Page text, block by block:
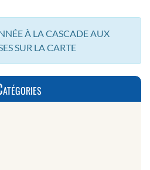
À LA CASCADE AUX
SUR LA CARTE